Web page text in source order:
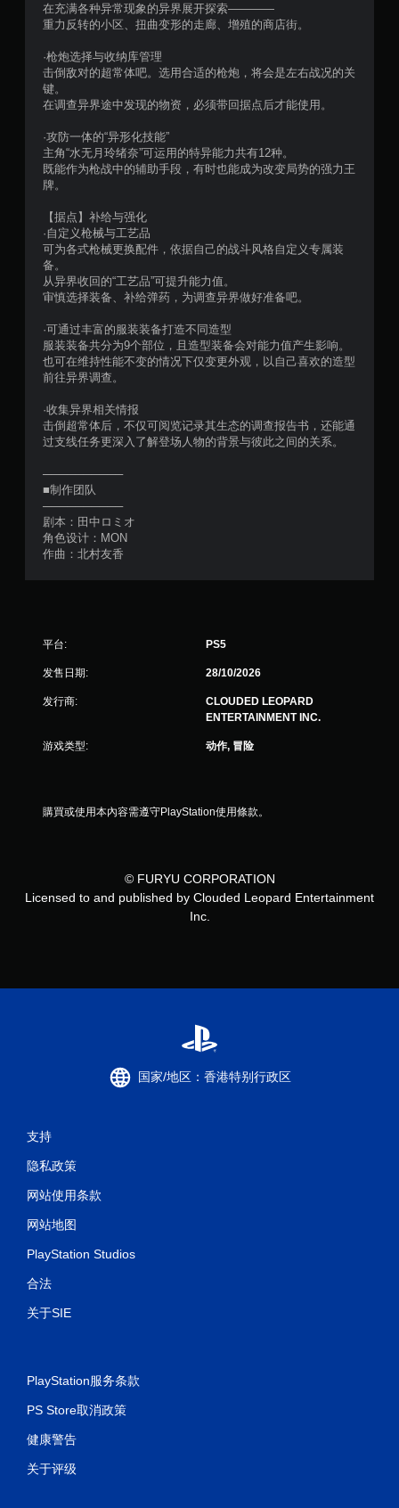
在充满各种异常现象的异界展开探索――――
重力反转的小区、扭曲变形的走廊、增殖的商店街。
·枪炮选择与收纳库管理
击倒敌对的超常体吧。选用合适的枪炮，将会是左右战况的关
键。
在调查异界途中发现的物资，必须带回据点后才能使用。
·攻防一体的“异形化技能”
主角“水无月玲绪奈”可运用的特异能力共有12种。
既能作为枪战中的辅助手段，有时也能成为改变局势的强力王
牌。
【据点】补给与强化
·自定义枪械与工艺品
可为各式枪械更换配件，依据自己的战斗风格自定义专属装
备。
从异界收回的“工艺品”可提升能力值。
审慎选择装备、补给弹药，为调查异界做好准备吧。
·可通过丰富的服装装备打造不同造型
服装装备共分为9个部位，且造型装备会对能力值产生影响。
也可在维持性能不变的情况下仅变更外观，以自己喜欢的造型
前往异界调查。
·收集异界相关情报
击倒超常体后，不仅可阅览记录其生态的调查报告书，还能通
过支线任务更深入了解登场人物的背景与彼此之间的关系。
──────────
■制作团队
──────────
剧本：田中ロミオ
角色设计：MON
作曲：北村友香
平台: PS5
发售日期: 28/10/2026
发行商:
CLOUDED LEOPARD
ENTERTAINMENT INC.
游戏类型: 动作, 冒险
購買或使用本內容需遵守PlayStation使用條款。
© FURYU CORPORATION
Licensed to and published by Clouded Leopard Entertainment
Inc.
国家/地区：香港特别行政区
支持
隐私政策
网站使用条款
网站地图
PlayStation Studios
合法
关于SIE
PlayStation服务条款
PS Store取消政策
健康警告
关于评级